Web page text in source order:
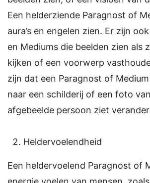
Een helderziende Paragnost of
aura’s en engelen zien. Er zijn
en Mediums die beelden zien als
kijken of een voorwerp
zijn dat een Paragnost of
naar een schilderij of een foto
afgebeelde persoon ziet
Heldervoelendheid
Een heldervoelend Paragnost of